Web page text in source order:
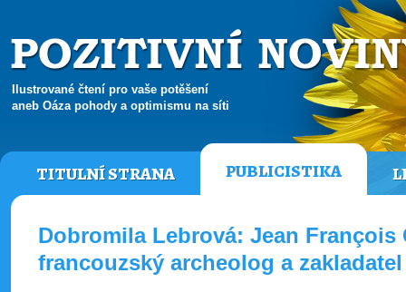
Ilustrované čtení pro vaše potěšení
aneb Oáza pohody a optimismu na síti
TITULNÍ STRANA PUBLICISTIKA
Dobromila Lebrová: Jean François
francouzský archeolog a